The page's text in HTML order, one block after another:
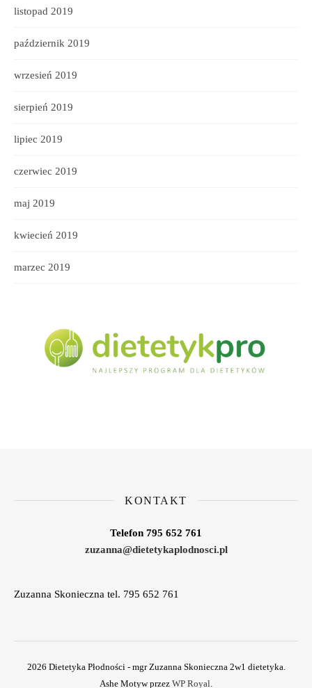
listopad 2019
październik 2019
wrzesień 2019
sierpień 2019
lipiec 2019
czerwiec 2019
maj 2019
kwiecień 2019
marzec 2019
KONTAKT
Telefon 795 652 761
zuzanna@dietetykaplodnosci.pl
Zuzanna Skonieczna tel. 795 652 761
2026 Dietetyka Płodności - mgr Zuzanna Skonieczna 2w1 dietetyka.
Ashe Motyw przez WP Royal